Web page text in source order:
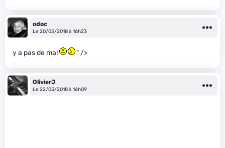
odoc
Le 20/05/2018 à 16h23
y a pas de mal " />
OlivierJ
Le 22/05/2018 à 16h09